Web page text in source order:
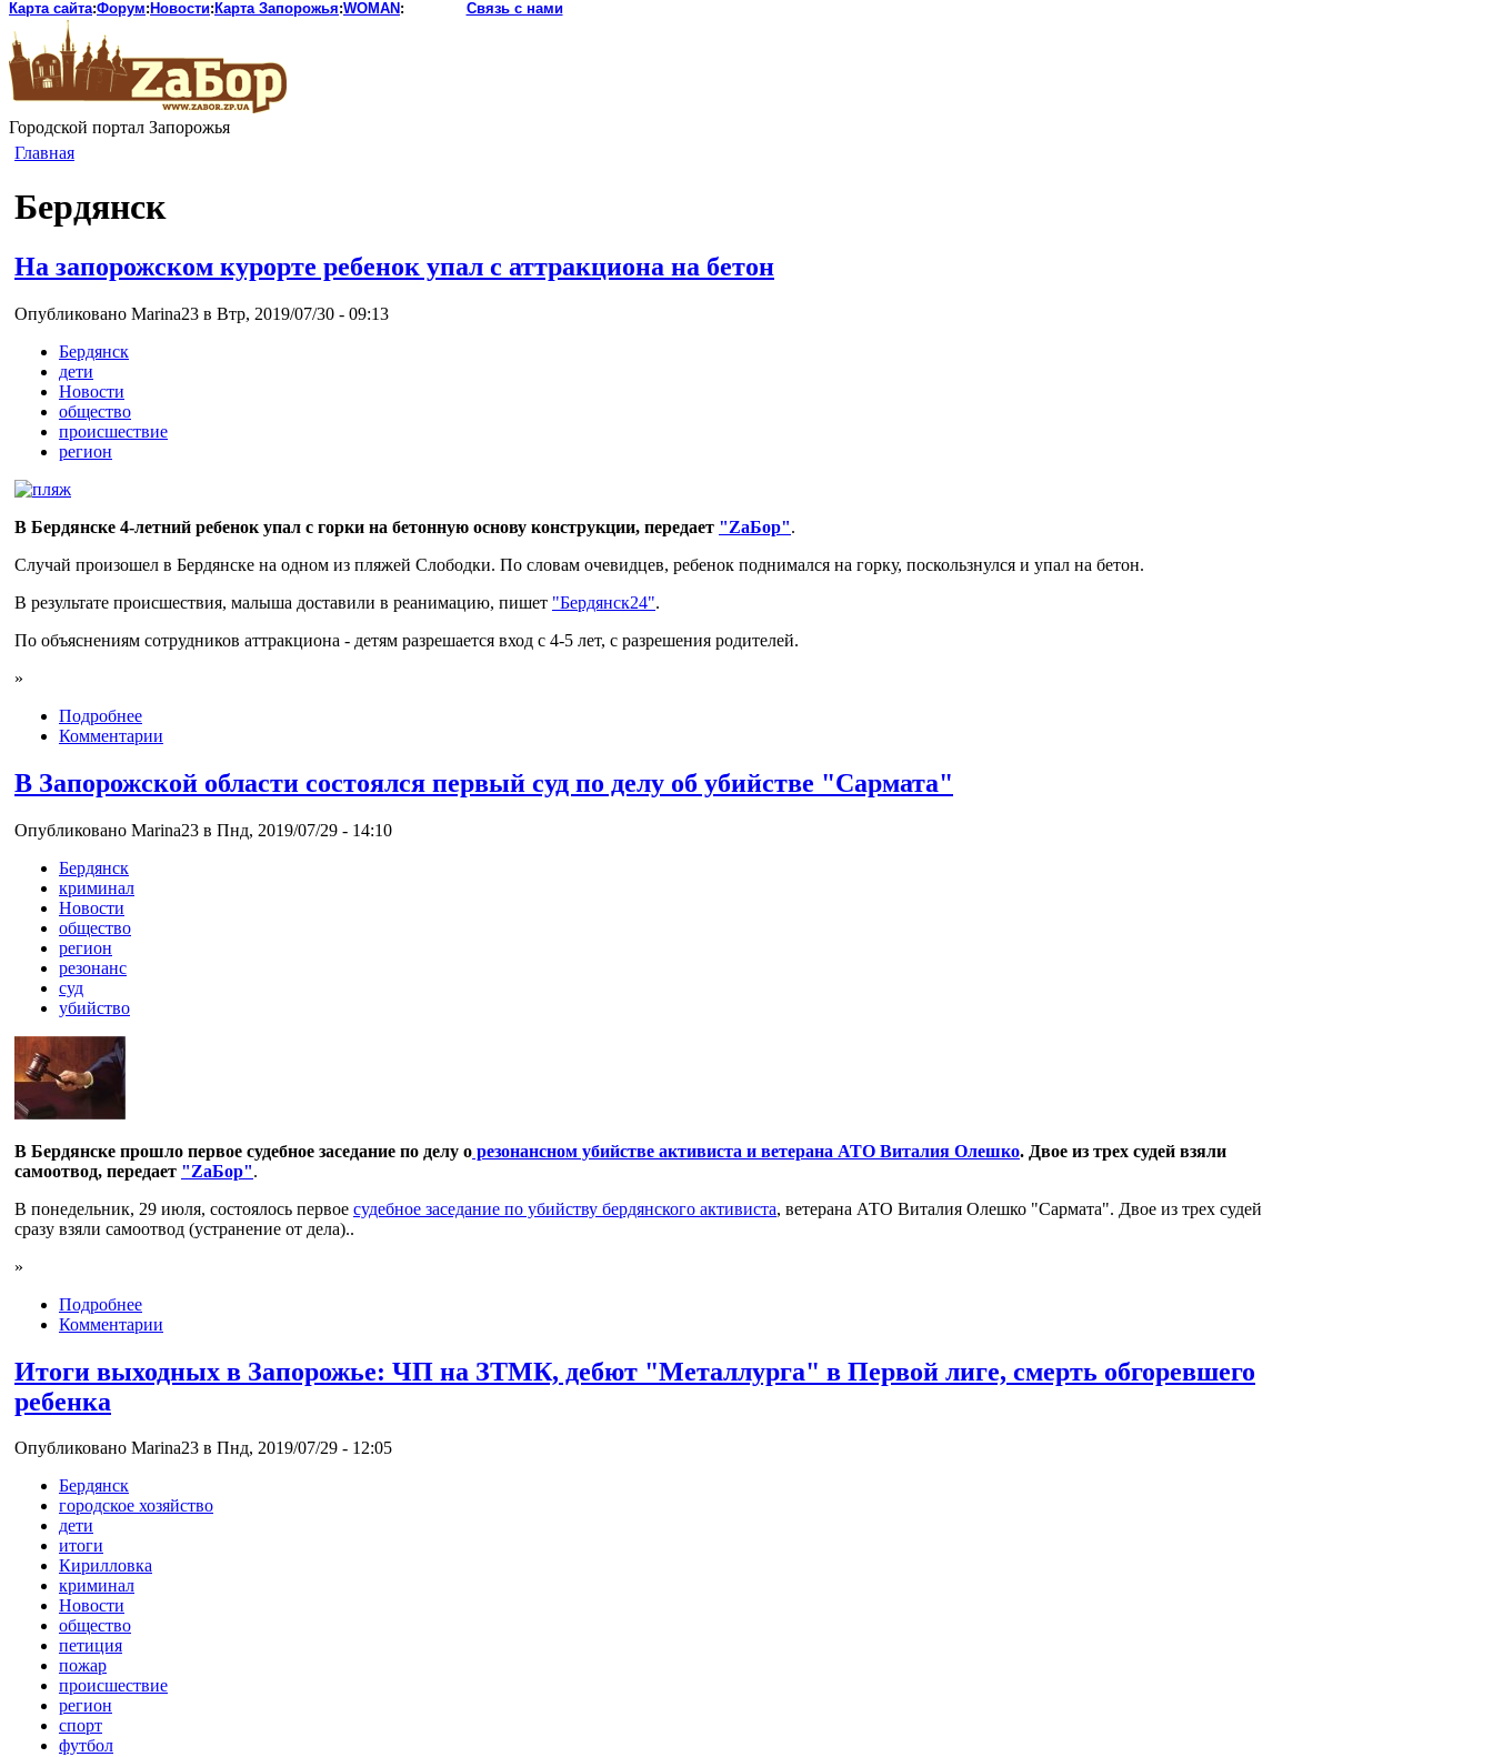
Карта сайта:Форум: Новости: Карта Запорожья:WOMAN : Связь с нами
Городской портал Запорожья
Главная
Бердянск
На запорожском курорте ребенок упал с аттракциона на бетон
Опубликовано Marina23 в Втр, 2019/07/30 - 09:13
Бердянск
дети
Новости
общество
происшествие
регион
В Бердянске 4-летний ребенок упал с горки на бетонную основу конструкции, передает "ZаБор".
Случай произошел в Бердянске на одном из пляжей Слободки. По словам очевидцев, ребенок поднимался на горку, поскользнулся и упал на бетон.
В результате происшествия, малыша доставили в реанимацию, пишет "Бердянск24".
По объяснениям сотрудников аттракциона - детям разрешается вход с 4-5 лет, с разрешения родителей.
»
Подробнее
Комментарии
В Запорожской области состоялся первый суд по делу об убийстве "Сармата"
Опубликовано Marina23 в Пнд, 2019/07/29 - 14:10
Бердянск
криминал
Новости
общество
регион
резонанс
суд
убийство
В Бердянске прошло первое судебное заседание по делу о резонансном убийстве активиста и ветерана АТО Виталия Олешко. Двое из трех судей взяли
самоотвод, передает "ZаБор".
В понедельник, 29 июля, состоялось первое судебное заседание по убийству бердянского активиста, ветерана АТО Виталия Олешко "Сармата". Двое из трех судей
сразу взяли самоотвод (устранение от дела)..
»
Подробнее
Комментарии
Итоги выходных в Запорожье: ЧП на ЗТМК, дебют "Металлурга" в Первой лиге, смерть обгоревшего
ребенка
Опубликовано Marina23 в Пнд, 2019/07/29 - 12:05
Бердянск
городское хозяйство
дети
итоги
Кирилловка
криминал
Новости
общество
петиция
пожар
происшествие
регион
спорт
футбол